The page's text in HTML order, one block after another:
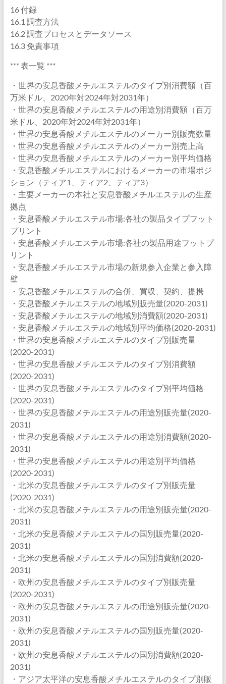
16 付録
16.1 調査方法
16.2 調査プロセスとデータソース
16.3 免責事項
*** 表一覧 ***
・世界の安息香酸メチルエステルのタイプ別消費額（百
万米ドル、2020年対2024年対2031年）
・世界の安息香酸メチルエステルの用途別消費額（百万
米ドル、2020年対2024年対2031年）
・世界の安息香酸メチルエステルのメーカー別販売数量
・世界の安息香酸メチルエステルのメーカー別売上高
・世界の安息香酸メチルエステルのメーカー別平均価格
・安息香酸メチルエステルにおけるメーカーの市場ポジ
ション（ティア1、ティア2、ティア3）
・主要メーカーの本社と安息香酸メチルエステルの生産
拠点
・安息香酸メチルエステル市場:各社の製品タイプフット
プリント
・安息香酸メチルエステル市場:各社の製品用途フットプ
リント
・安息香酸メチルエステル市場の新規参入企業と参入障
壁
・安息香酸メチルエステルの合併、買収、契約、提携
・安息香酸メチルエステルの地域別販売量(2020-2031)
・安息香酸メチルエステルの地域別消費額(2020-2031)
・安息香酸メチルエステルの地域別平均価格(2020-2031)
・世界の安息香酸メチルエステルのタイプ別販売量
(2020-2031)
・世界の安息香酸メチルエステルのタイプ別消費額
(2020-2031)
・世界の安息香酸メチルエステルのタイプ別平均価格
(2020-2031)
・世界の安息香酸メチルエステルの用途別販売量(2020-
2031)
・世界の安息香酸メチルエステルの用途別消費額(2020-
2031)
・世界の安息香酸メチルエステルの用途別平均価格
(2020-2031)
・北米の安息香酸メチルエステルのタイプ別販売量
(2020-2031)
・北米の安息香酸メチルエステルの用途別販売量(2020-
2031)
・北米の安息香酸メチルエステルの国別販売量(2020-
2031)
・北米の安息香酸メチルエステルの国別消費額(2020-
2031)
・欧州の安息香酸メチルエステルのタイプ別販売量
(2020-2031)
・欧州の安息香酸メチルエステルの用途別販売量(2020-
2031)
・欧州の安息香酸メチルエステルの国別販売量(2020-
2031)
・欧州の安息香酸メチルエステルの国別消費額(2020-
2031)
・アジア太平洋の安息香酸メチルエステルのタイプ別販